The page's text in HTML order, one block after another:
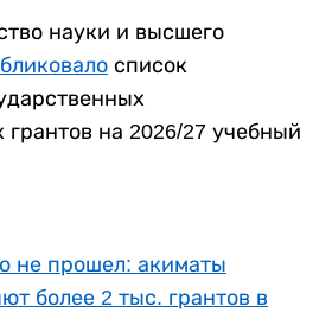
науки и высшего
список
грантов на 2026/27 учебный
не прошел: акиматы
более 2 тыс. грантов в